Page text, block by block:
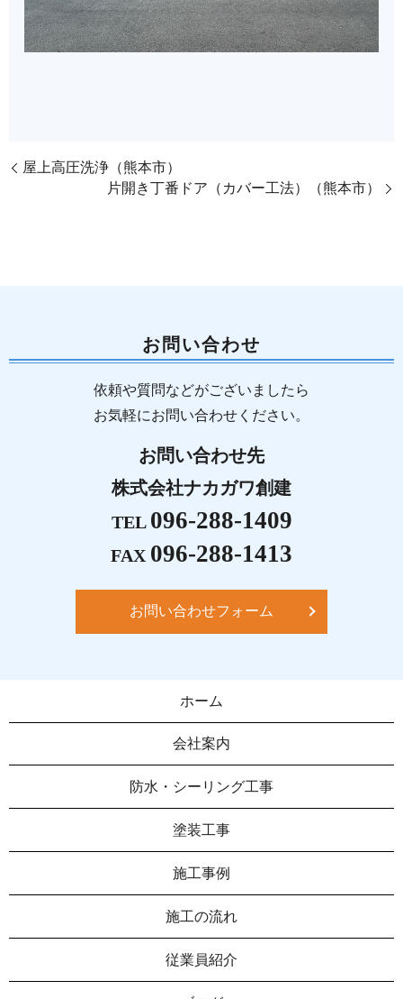
屋上高圧洗浄（熊本市）
片開き丁番ドア（カバー工法）（熊本市）
お問い合わせ
依頼や質問などがございましたら
お気軽にお問い合わせください。
お問い合わせ先
株式会社ナカガワ創建
TEL 096-288-1409
FAX 096-288-1413
お問い合わせフォーム
ホーム
会社案内
防水・シーリング工事
塗装工事
施工事例
施工の流れ
従業員紹介